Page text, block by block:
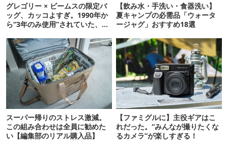
グレゴリー × ビームスの限定バ
ッグ、カッコよすぎ。1990年か
ら“3年のみ使用”されていた、紫
【飲み水・手洗い・食器洗い】
夏キャンプの必需品「ウォータ
ージャグ」おすすめ18選
スーパー帰りのストレス激減。
この組み合わせは全員に勧めた
い【編集部のリアル購入品】
【ファミグルに】主役ギアはこ
れだった。“みんなが撮りたくな
るカメラ”が楽しすぎる！